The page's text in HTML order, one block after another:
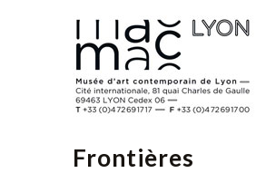
Frontières